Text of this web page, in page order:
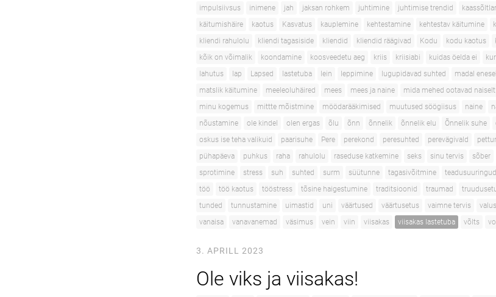
impulsiivsus
inimene jah jaksan rohkem juhtimine juhtimise trendid
käitumishäire
kaotus Kasvatus kauplemine kehtestamine kehtestav käitumine
kliendi rahulolu
kliendi tagasiside kliendid kliendid räägivad Kodu kodu kaotus
kõik on võimalik
koondamine koosveedetu aeg kriis kriisiabi kuidas öelda ei
lahutus
lap Lapsed lastetuba lein leppimine lugupidavad suhted madal
matslik käitumine
meeleoluhäired mees mees ja naine mida mehed ootavad naiselt
minu kogemus
mittte mõistmine möödarääkimised muutused söögiisus naine
nõustamine
ole kindel olen ergas õlu õnn õnnelik õnnelik elu Õnnelik suhe
oskus ise teha valikuid
paarisuhe Pere perekond peresuhted perevägivald
pühapäeva
puhkus raha rahulolu raseduse katkemine seks sinu tervis sõber
sprotimine
stress suh suhted surm süütunne tagasivõitmine teadusuuringud
töö
töö kaotus tööstress tõsine haigestumine traditsioonid traumad
tunded
tunnustamine uimastid uni väärtused väärtusetus vaimne tervis
vanaisa
vanavanemad väsimus vein viin viisakas viisakas lastetuba võlts
3. APRILL 2023
Ole viks ja viisakas!